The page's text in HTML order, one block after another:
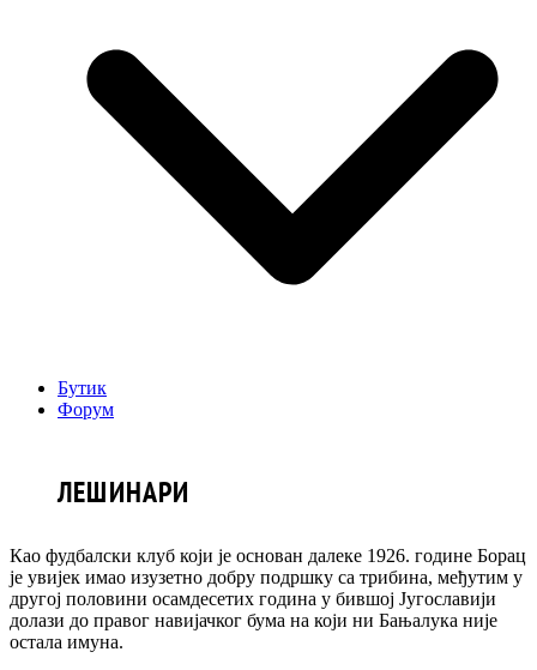
Бутик
Форум
ЛЕШИНАРИ
Као фудбалски клуб који је основан далеке 1926. године Борац
је увијек имао изузетно добру подршку са трибина, међутим у
другој половини осамдесетих година у бившој Југославији
долази до правог навијачког бума на који ни Бањалука није
остала имуна.